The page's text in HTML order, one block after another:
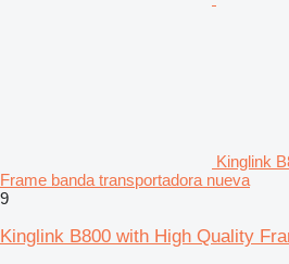
Kinglink
Frame banda transportadora nueva
9
Kinglink B800 with High Quality